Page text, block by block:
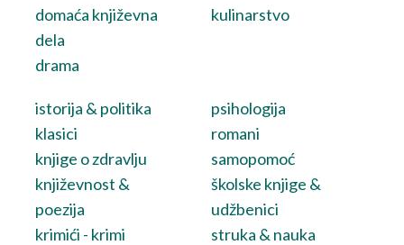
domaća književna
dela
drama
kulinarstvo
istorija & politika
klasici
knjige o zdravlju
književnost &
poezija
krimići - krimi
psihologija
romani
samopomoć
školske knjige &
udžbenici
struka & nauka